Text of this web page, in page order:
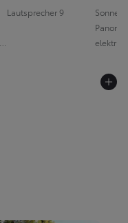
Lautsprecher 9